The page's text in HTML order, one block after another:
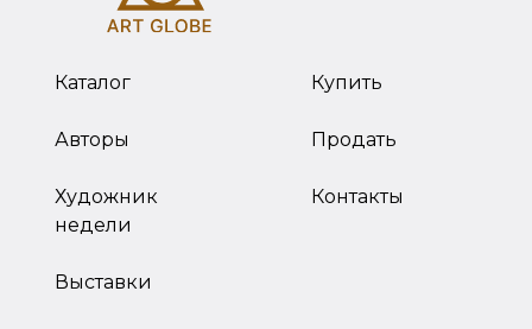
Каталог
Авторы
Художник
недели
Выставки
Купить
Продать
Контакты